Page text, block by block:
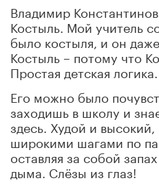
Владимир
Костыль. Мой учитель
было костыля, и он
Костыль – потому что
Простая детская логика.
Его можно было
заходишь в школу и
здесь. Худой и
широкими шагами по
оставляя за собой
дыма. Слёзы из глаз!